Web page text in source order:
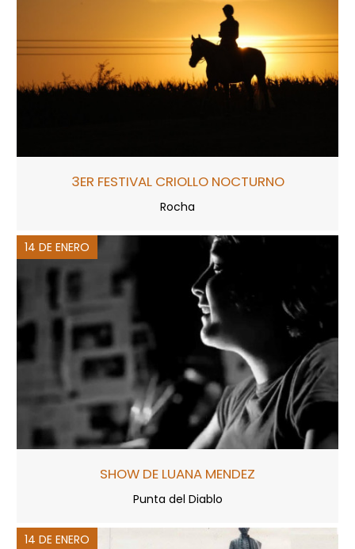
3ER FESTIVAL CRIOLLO NOCTURNO
Rocha
14 DE ENERO
SHOW DE LUANA MENDEZ
Punta del Diablo
14 DE ENERO